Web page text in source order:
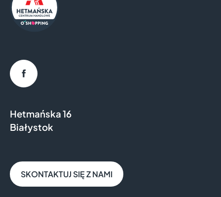
Hetmańska 16
Białystok
SKONTAKTUJ SIĘ Z NAMI
Facebook